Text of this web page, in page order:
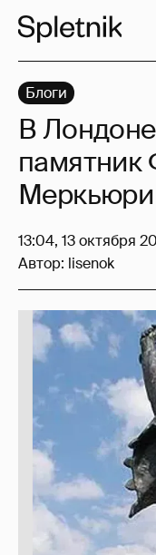
Блоги
В
памятник
Меркьюри
13:04, 13 октября
Автор: lisenok